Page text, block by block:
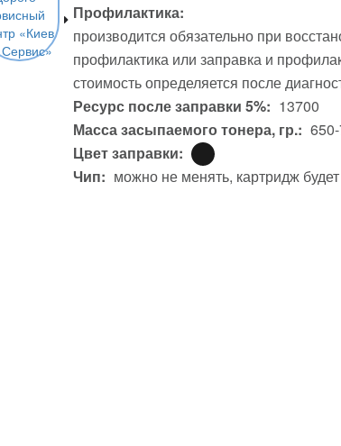
Профилактика:
производится обязательно при
профилактика или заправка и
стоимость определяется после
Ресурс после заправки 5%: 13700
Масса засыпаемого тонера, гр.:
Цвет заправки:
Чип: можно не менять, картридж